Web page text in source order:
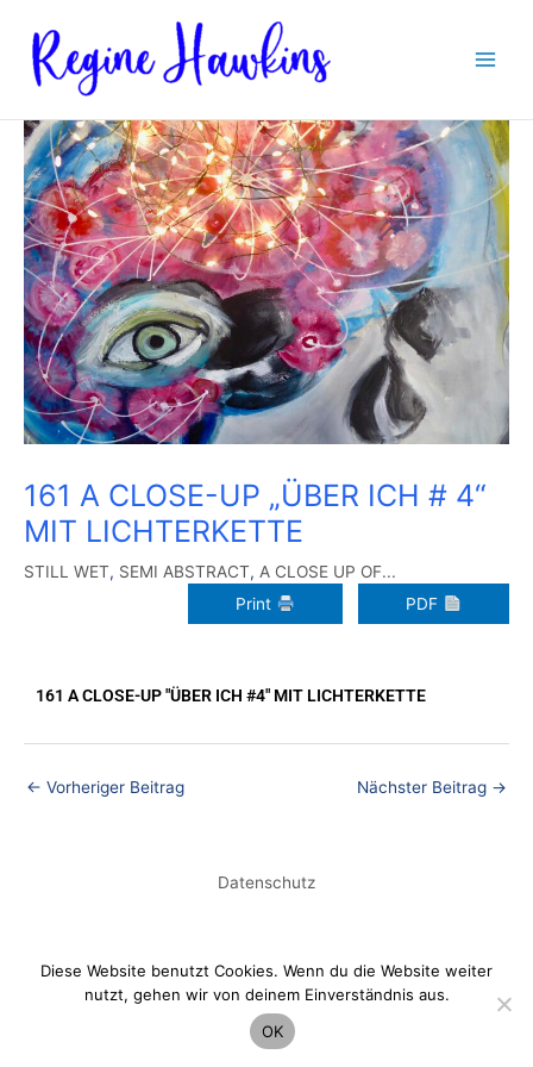
Inhalt
springen
161 A CLOSE-UP „ÜBER ICH # 4“
MIT LICHTERKETTE
STILL WET, SEMI ABSTRACT, A CLOSE UP OF...
Print
PDF
161 A CLOSE-UP "ÜBER ICH #4" MIT LICHTERKETTE
← Vorheriger Beitrag Nächster Beitrag →
Datenschutz
Diese Website benutzt Cookies. Wenn du die Website weiter
nutzt, gehen wir von deinem Einverständnis aus.
OK